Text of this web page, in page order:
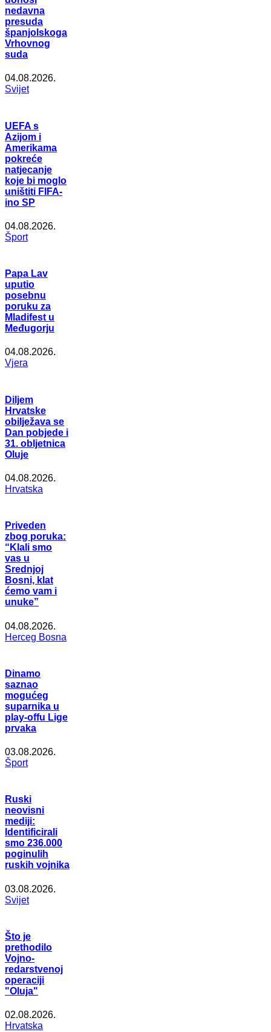
nedavna
presuda
španjolskoga
Vrhovnog
suda
04.08.2026.
Svijet
UEFA s
Azijom i
Amerikama
pokreće
natjecanje
koje bi moglo
uništiti FIFA-
ino SP
04.08.2026.
Šport
Papa Lav
uputio
posebnu
poruku za
Mladifest u
Međugorju
04.08.2026.
Vjera
Diljem
Hrvatske
obilježava se
Dan pobjede i
31. obljetnica
Oluje
04.08.2026.
Hrvatska
Priveden
zbog poruka:
“Klali smo
vas u
Srednjoj
Bosni, klat
ćemo vam i
unuke”
04.08.2026.
Herceg Bosna
Dinamo
saznao
mogućeg
suparnika u
play-offu Lige
prvaka
03.08.2026.
Šport
Ruski
neovisni
mediji:
Identificirali
smo 236.000
poginulih
ruskih vojnika
03.08.2026.
Svijet
Što je
prethodilo
Vojno-
redarstvenoj
operaciji
"Oluja"
02.08.2026.
Hrvatska